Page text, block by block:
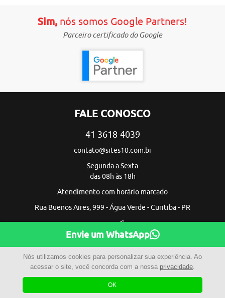
Sim,nós somos Google Partners!
Parceiro certificado do Google
FALE CONOSCO
41 3618-4039
contato@sites10.com.br
Segunda a Sexta
das 08h às 18h
Atendimento com horário marcado
Rua Buenos Aires, 999 - Água Verde - Curitiba - PR
Envie um WhatsApp
Nós utilizamos cookies para personalizar sua experiência. Ao
acessar o site, você concorda com a nossa privacidade.
OK